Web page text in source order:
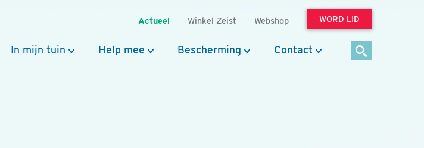
Actueel Winkel Zeist Webshop WORD LID
In mijn tuin Help mee Bescherming Contact